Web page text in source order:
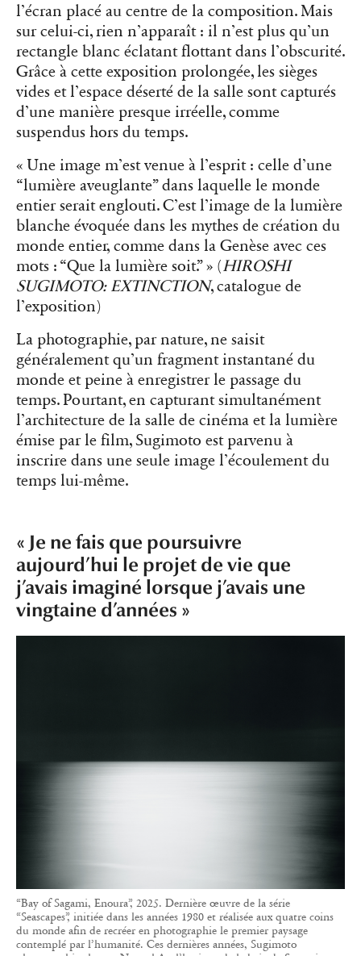
l’écran placé au centre de la composition. Mais
sur celui-ci, rien n’apparaît : il n’est plus qu’un
rectangle blanc éclatant flottant dans l’obscurité.
Grâce à cette exposition prolongée, les sièges
vides et l’espace déserté de la salle sont capturés
d’une manière presque irréelle, comme
suspendus hors du temps.
« Une image m’est venue à l’esprit : celle d’une
“lumière aveuglante” dans laquelle le monde
entier serait englouti. C’est l’image de la lumière
blanche évoquée dans les mythes de création du
monde entier, comme dans la Genèse avec ces
mots : “Que la lumière soit.” » (HIROSHI
SUGIMOTO: EXTINCTION, catalogue de
l’exposition)
La photographie, par nature, ne saisit
généralement qu’un fragment instantané du
monde et peine à enregistrer le passage du
temps. Pourtant, en capturant simultanément
l’architecture de la salle de cinéma et la lumière
émise par le film, Sugimoto est parvenu à
inscrire dans une seule image l’écoulement du
temps lui-même.
« Je ne fais que poursuivre
aujourd’hui le projet de vie que
j’avais imaginé lorsque j’avais une
vingtaine d’années »
“Bay of Sagami, Enoura”, 2025. Dernière œuvre de la série
“Seascapes”, initiée dans les années 1980 et réalisée aux quatre coins
du monde afin de recréer en photographie le premier paysage
contemplé par l’humanité. Ces dernières années, Sugimoto